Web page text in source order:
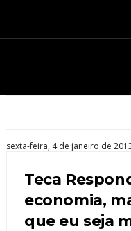
sexta-feira, 4 de janeiro de
Teca
economia,
que eu seja